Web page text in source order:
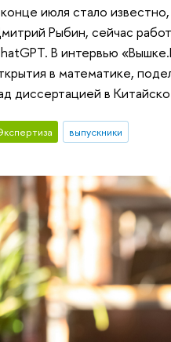
июля стало
Рыбин, сейчас
В интервью
в математике,
диссертацией в
выпускники